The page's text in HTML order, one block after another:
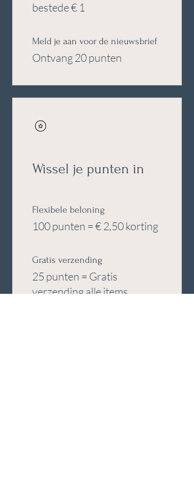
bestede € 1
Meld je aan voor de nieuwsbrief
Ontvang 20 punten
Wissel je punten in
Flexibele beloning
100 punten = € 2,50 korting
Gratis verzending
25 punten = Gratis
verzending alle items